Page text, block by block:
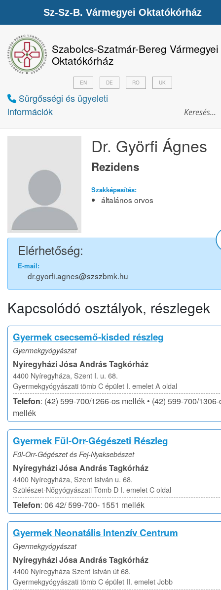
Szabolcs-Szatmár-Bereg Vármegyei
Oktatókórház
Sürgősségi és ügyeleti
információk
EN DE RO UK
Dr. Györfi Ágnes
Rezidens
Szakképesítés:
általános orvos
Elérhetőség:
E-mail:
dr.gyorfi.agnes@szszbmk.hu
Kapcsolódó osztályok, részlegek
Gyermek csecsemő-kisded részleg
Gyermekgyógyászat
Nyíregyházi Jósa András Tagkórház
4400 Nyíregyháza, Szent I. u. 68.
Gyermekgyógyászati tömb C épület I. emelet A oldal
Telefon: (42) 599-700/1266-os mellék • (42) 599-700/
mellék
Gyermek Fül-Orr-Gégészeti Részleg
Fül-Orr-Gégészet és Fej-Nyaksebészet
Nyíregyházi Jósa András Tagkórház
4400 Nyíregyháza, Szent István u. 68.
Szülészet-Nőgyógyászati Tömb D I. emelet C oldal
Telefon: 06 42/ 599-700- 1551 mellék
Gyermek Neonatális Intenzív Centrum
Gyermekgyógyászat
Nyíregyházi Jósa András Tagkórház
4400 Nyíregyháza Szent István út 68.
Gyermekgyógyászati tömb C épület II. emelet Jobb
Sz-Sz-B. Vármegyei Oktatókórház